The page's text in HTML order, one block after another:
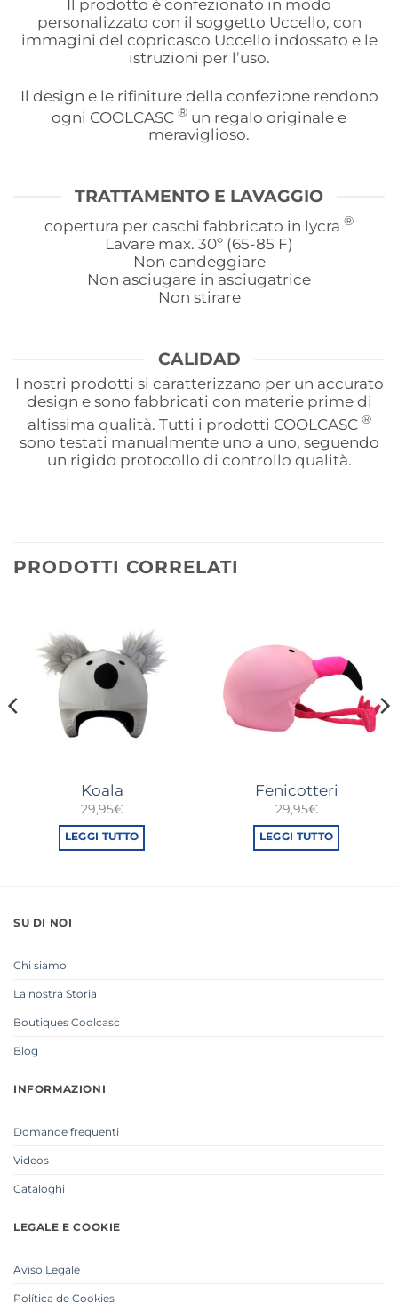
Il prodotto è confezionato in modo
personalizzato con il soggetto Uccello, con
immagini del copricasco Uccello indossato e le
istruzioni per l’uso.
Il design e le rifiniture della confezione rendono
ogni COOLCASC ® un regalo originale e
meraviglioso.
TRATTAMENTO E LAVAGGIO
copertura per caschi fabbricato in lycra ®
Lavare max. 30º (65-85 F)
Non candeggiare
Non asciugare in asciugatrice
Non stirare
CALIDAD
I nostri prodotti si caratterizzano per un accurato
design e sono fabbricati con materie prime di
altissima qualità. Tutti i prodotti COOLCASC®
sono testati manualmente uno a uno, seguendo
un rigido protocollo di controllo qualità.
PRODOTTI CORRELATI
Koala
29,95€
LEGGI TUTTO
Fenicotteri
29,95€
LEGGI TUTTO
SU DI NOI
Chi siamo
La nostra Storia
Boutiques Coolcasc
Blog
INFORMAZIONI
Domande frequenti
Videos
Cataloghi
LEGALE E COOKIE
Aviso Legale
Política de Cookies